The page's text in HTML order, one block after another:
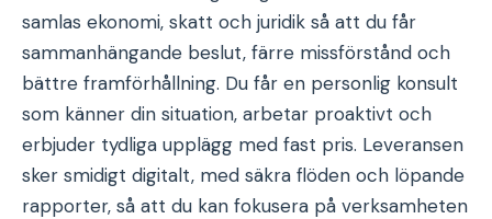
samlas ekonomi, skatt och juridik så att du får
sammanhängande beslut, färre missförstånd och
bättre framförhållning. Du får en personlig konsult
som känner din situation, arbetar proaktivt och
erbjuder tydliga upplägg med fast pris. Leveransen
sker smidigt digitalt, med säkra flöden och löpande
rapporter, så att du kan fokusera på verksamheten